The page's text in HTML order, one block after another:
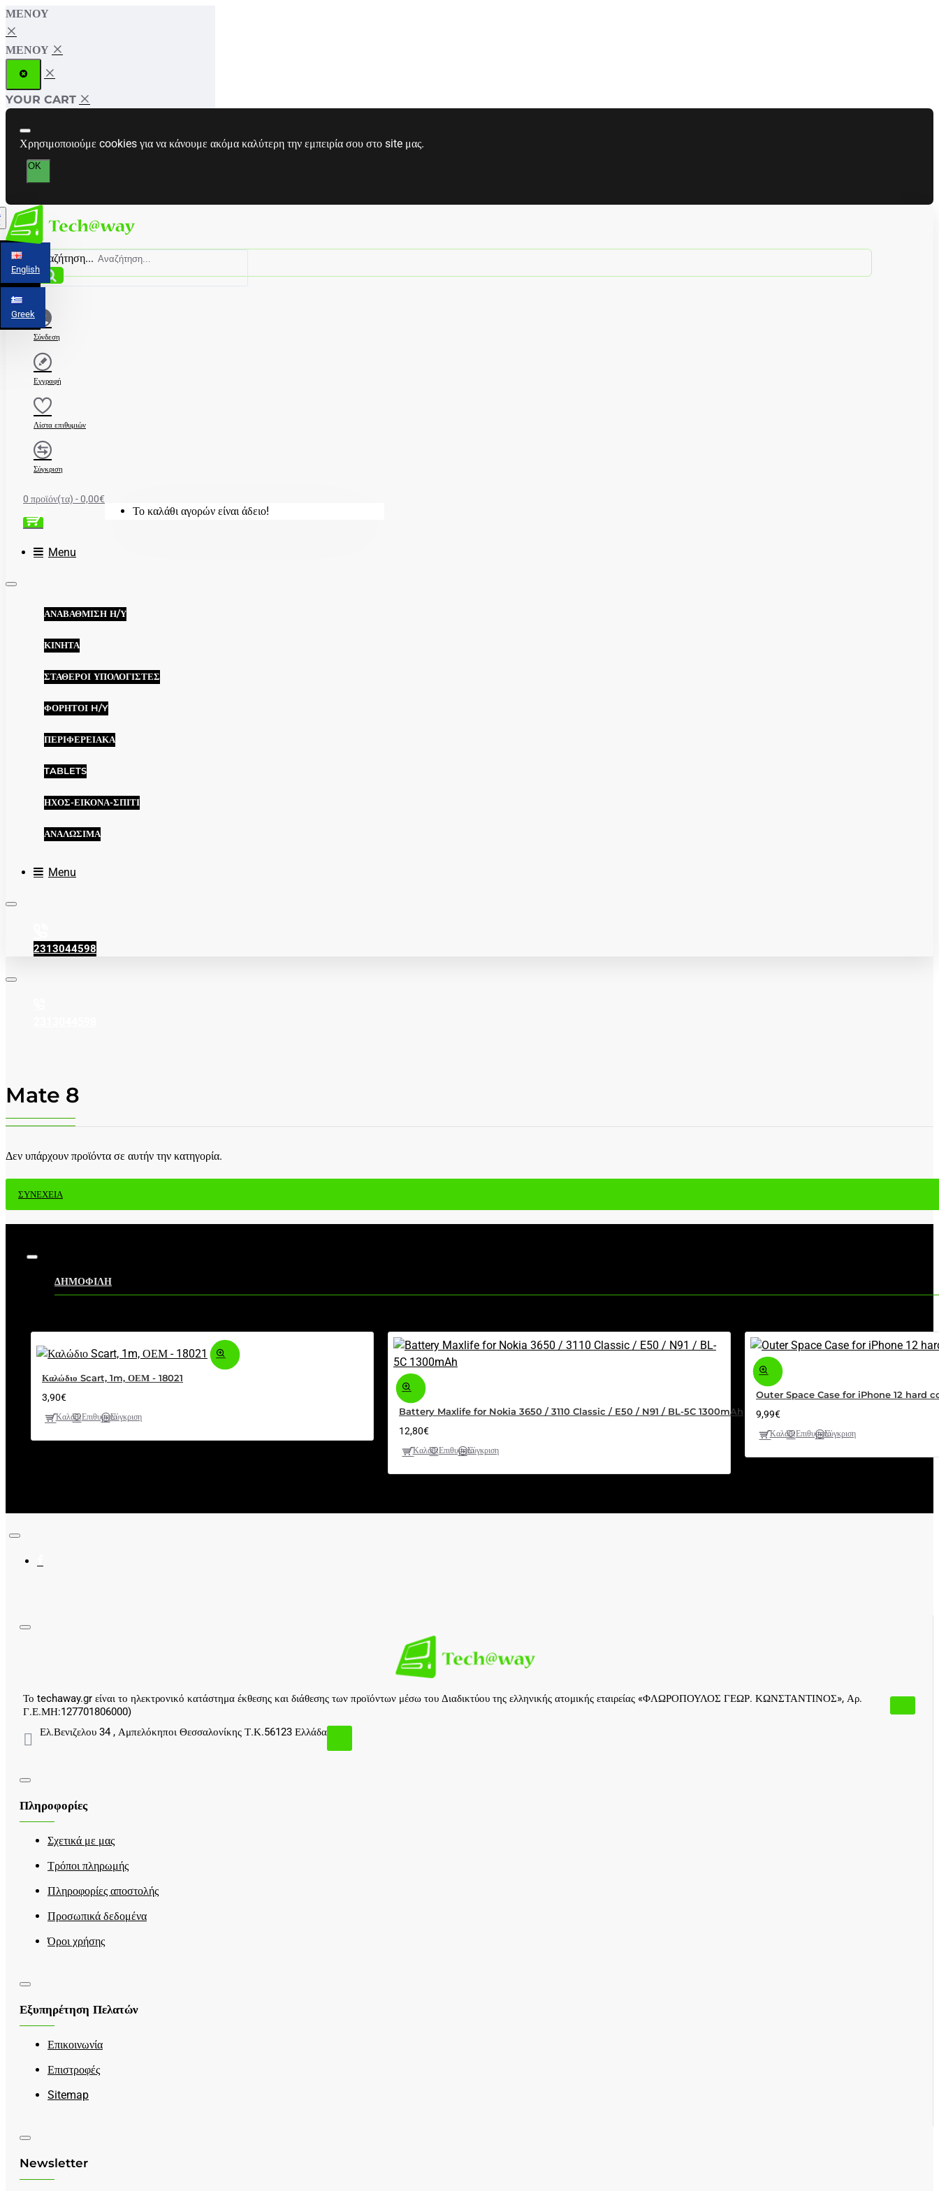
ΜΕΝΟΎ
ΜΕΝΟΎ
YOUR CART
Χρησιμοποιούμε cookies για να κάνουμε ακόμα καλύτερη την εμπειρία σου στο site μας.
OK
English
Greek
Αναζήτηση...
Σύνδεση
Εγγραφή
Λίστα επιθυμιών
Σύγκριση
0 προϊόν(τα) - 0,00€
Το καλάθι αγορών είναι άδειο!
Menu
ΑΝΑΒΆΘΜΙΣΗ Η/Υ
ΚΙΝΗΤΆ
ΣΤΑΘΕΡΟΊ ΥΠΟΛΟΓΙΣΤΈΣ
ΦΟΡΗΤΟΊ H/Y
ΠΕΡΙΦΕΡΕΙΑΚΆ
TABLETS
ΉΧΟΣ-ΕΙΚΌΝΑ-ΣΠΊΤΙ
ΑΝΑΛΏΣΙΜΑ
Menu
2313044598
Mate 8
Δεν υπάρχουν προϊόντα σε αυτήν την κατηγορία.
ΣΥΝΈΧΕΙΑ
ΔΗΜΟΦΙΛΗ
Καλώδιο Scart, 1m, ΟΕΜ - 18021
3,90€
ΚαλάθιΕπιθυμητόΣύγκριση
Battery Maxlife for Nokia 3650 / 3110 Classic / E50 / N91 / BL-5C 1300mAh
12,80€
ΚαλάθιΕπιθυμητόΣύγκριση
Outer Space Case for iPhone 12 hard
9,99€
ΚαλάθιΕπιθυμητόΣύγκριση
Το techaway.gr είναι το ηλεκτρονικό κατάστημα έκθεσης και διάθεσης των προϊόντων μέσω του Διαδικτύου της ελληνικής ατομικής εταιρείας «ΦΛΩΡΟΠΟΥΛΟΣ ΓΕΩΡ. ΚΩΝΣΤΑΝΤΙΝΟΣ», Αρ.
Γ.Ε.ΜΗ:127701806000)
Ελ.Βενιζελου 34 , Αμπελόκηποι Θεσσαλονίκης Τ.Κ.56123 Ελλάδα
Πληροφορίες
Σχετικά με μας
Τρόποι πληρωμής
Πληροφορίες αποστολής
Προσωπικά δεδομένα
Όροι χρήσης
Εξυπηρέτηση Πελατών
Επικοινωνία
Επιστροφές
Sitemap
Newsletter